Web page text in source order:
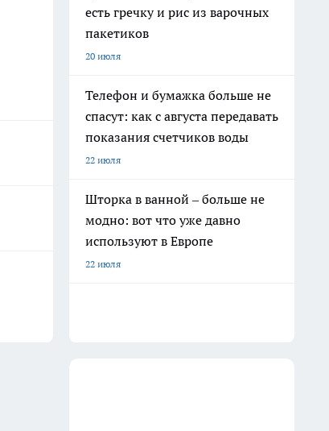
есть гречку и рис из варочных
пакетиков
20 июля
Телефон и бумажка больше не
спасут: как с августа передавать
показания счетчиков воды
22 июля
Шторка в ванной – больше не
модно: вот что уже давно
используют в Европе
22 июля